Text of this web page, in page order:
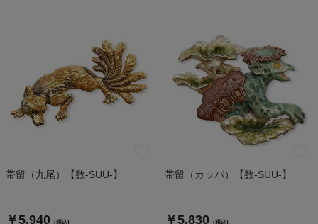
帯留（九尾）【数-SUU-】
￥5,940 (税込)
帯留（カッパ）【数-SUU-】
￥5,830 (税込)